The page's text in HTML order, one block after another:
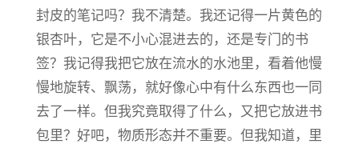
封皮的笔记吗？我不清楚。我还记得一片黄色的
银杏叶，它是不小心混进去的，还是专门的书
签？我记得我把它放在流水的水池里，看着他慢
慢地旋转、飘荡，就好像心中有什么东西也一同
去了一样。但我究竟取得了什么，又把它放进书
包里？好吧，物质形态并不重要。但我知道，里